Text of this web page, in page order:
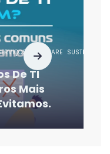
SOFTWARE SUSTENTAÇÃO
De TI
Mais